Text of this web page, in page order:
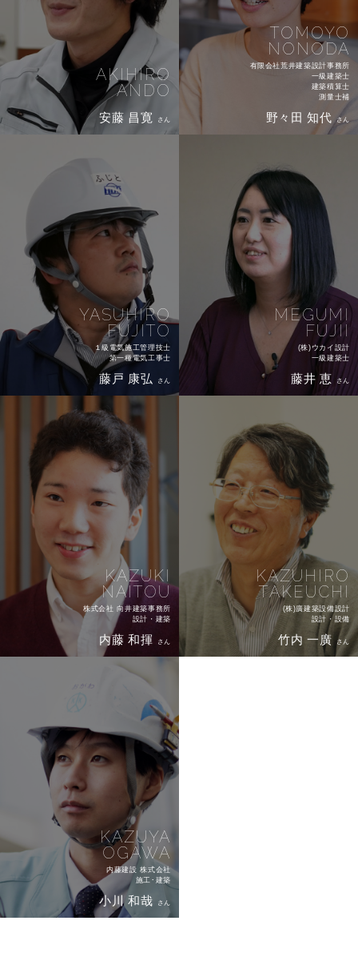
AKIHIRO
ANDO
安藤 昌寛 さん
TOMOYO
NONODA
有限会社荒井建築設計事務所
一級建築士
建築積算士
測量士補
野々田 知代 さん
YASUHIRO
FUJITO
１級電気施工管理技士
第一種電気工事士
藤戸 康弘 さん
MEGUMI
FUJII
(株)ウカイ設計
一級建築士
藤井 恵 さん
KAZUKI
NAITOU
株式会社 向井建築事務所
設計・建築
内藤 和揮 さん
KAZUHIRO
TAKEUCHI
(株)廣建築設備設計
設計・設備
竹内 一廣 さん
KAZUYA
OGAWA
内藤建設 株式会社
施工･建築
小川 和哉 さん